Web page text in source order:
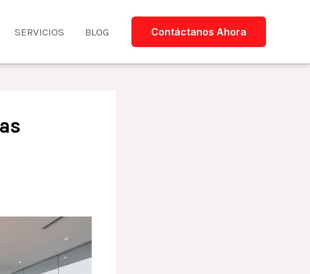
SERVICIOS BLOG Contáctanos Ahora